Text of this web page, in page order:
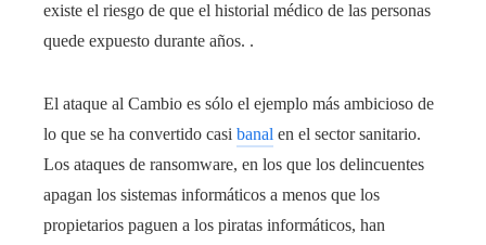
existe el riesgo de que el historial médico de las personas
quede expuesto durante años. .
El ataque al Cambio es sólo el ejemplo más ambicioso de
lo que se ha convertido casi banal en el sector sanitario.
Los ataques de ransomware, en los que los delincuentes
apagan los sistemas informáticos a menos que los
propietarios paguen a los piratas informáticos, han